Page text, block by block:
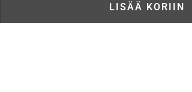
LISÄÄ KORIIN